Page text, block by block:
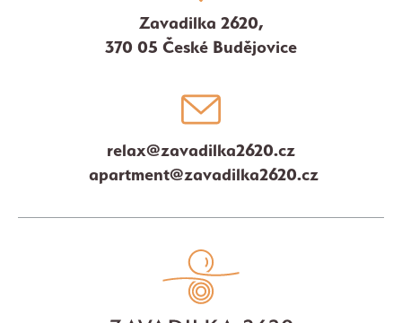
Zavadilka 2620,
370 05 České Budějovice
relax@zavadilka2620.cz
apartment@zavadilka2620.cz